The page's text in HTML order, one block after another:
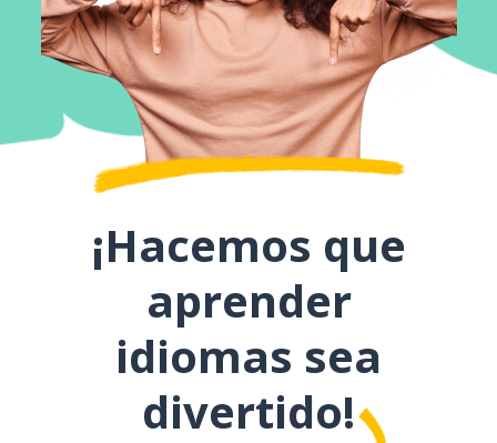
¡Hacemos que
aprender
idiomas sea
divertido!